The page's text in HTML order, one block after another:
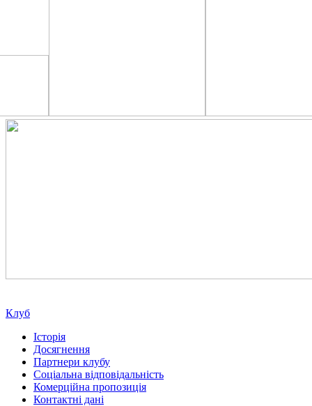
Клуб
Історія
Досягнення
Партнери клубу
Соціальна відповідальність
Комерційна пропозиція
Контактні дані